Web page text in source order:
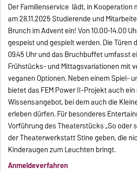
Der Familienservice lädt, in Kooperation
am 28.11.2025 Studierende und
Brunch im Advent ein! Von 10.00-14.00
gespeist und gespielt werden. Die Türen
09.45 Uhr und das Bruchbuffet umfasst
Frühstücks- und Mittagsvariationen mit
veganen Optionen. Neben einem Spiel-
bietet das FEM Power II-Projekt auch
Wissensangebot, bei dem auch die
erleben dürfen. Für besonderes
Vorführung des Theaterstücks „So oder
der Theaterwerkstatt Stine geben, die
Kinderaugen zum Leuchten bringt.
Anmeldeverfahren